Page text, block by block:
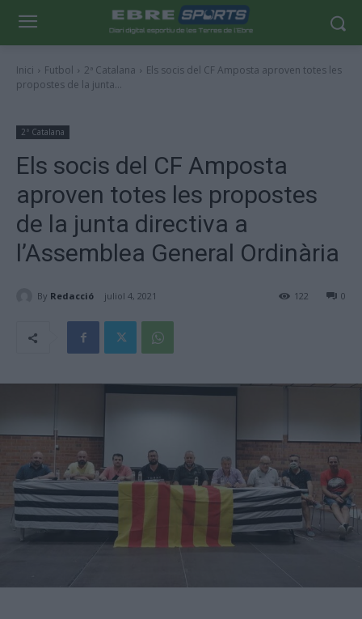
Inici Futbol 2ª Catalana
Els socis del CF Amposta aproven totes les
propostes de la junta...
2ª Catalana
Els socis del CF Amposta
aproven totes les propostes
de la junta directiva a
l’Assemblea General Ordinària
By Redacció juliol 4, 2021 0
122